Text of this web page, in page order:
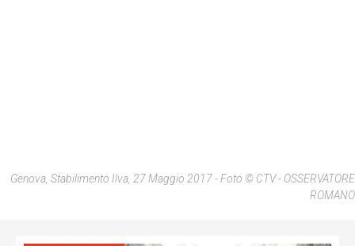
Genova, Stabilimento Ilva, 27 Maggio 2017 - Foto © CTV - OSSERVATORE
ROMANO